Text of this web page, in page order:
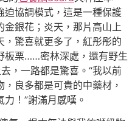
迫協調模式，這是一種保護
金銀花；炎天，那片高山上
驚喜就更多了，紅彤彤的
板栗……密林深處，還有野生
，一路都是驚喜。“我以前
良多都是可貴的中藥材，
！”謝滿月感嘆。